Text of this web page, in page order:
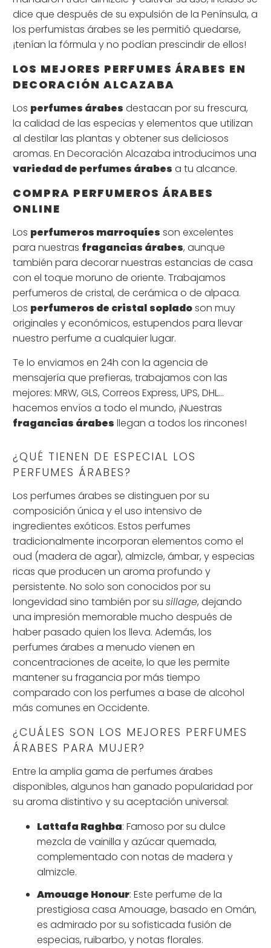
dice que después de su expulsión de la Península, a
los perfumistas árabes se les permitió quedarse,
¡tenían la fórmula y no podían prescindir de ellos!
LOS MEJORES PERFUMES ÁRABES EN
DECORACIÓN ALCAZABA
Los perfumes árabes destacan por su frescura,
la calidad de las especias y elementos que utilizan
al destilar las plantas y obtener sus deliciosos
aromas. En Decoración Alcazaba introducimos una
variedad de perfumes árabes a tu alcance.
COMPRA PERFUMEROS ÁRABES
ONLINE
Los perfumeros marroquíes son excelentes
para nuestras fragancias árabes, aunque
también para decorar nuestras estancias de casa
con el toque moruno de oriente. Trabajamos
perfumeros de cristal, de cerámica o de alpaca.
Los perfumeros de cristalsopladoson muy
originales y económicos, estupendos para llevar
nuestro perfume a cualquier lugar.
Te lo enviamos en 24h con la agencia de
mensajería que prefieras, trabajamos con las
mejores: MRW, GLS, Correos Express, UPS, DHL...
hacemos envíos a todo el mundo, ¡Nuestras
fragancias árabes llegan a todos los rincones!
¿QUÉ TIENEN DE ESPECIAL LOS
PERFUMES ÁRABES?
Los perfumes árabes se distinguen por su
composición única y el uso intensivo de
ingredientes exóticos. Estos perfumes
tradicionalmente incorporan elementos como el
oud (madera de agar), almizcle, ámbar, y especias
ricas que producen un aroma profundo y
persistente. No solo son conocidos por su
longevidad sino también por susillage, dejando
una impresión memorable mucho después de
haber pasado quien los lleva. Además, los
perfumes árabes a menudo vienen en
concentraciones de aceite, lo que les permite
mantener su fragancia por más tiempo
comparado con los perfumes a base de alcohol
más comunes en Occidente.
¿CUÁLES SON LOS MEJORES PERFUMES
ÁRABES PARA MUJER?
Entre la amplia gama de perfumes árabes
disponibles, algunos han ganado popularidad por
su aroma distintivo y su aceptación universal:
Lattafa Raghba: Famoso por su dulce
mezcla de vainilla y azúcar quemada,
complementado con notas de madera y
almizcle.
Amouage Honour: Este perfume de la
prestigiosa casa Amouage, basado en Omán,
es admirado por su sofisticada fusión de
especias, ruibarbo, y notas florales.